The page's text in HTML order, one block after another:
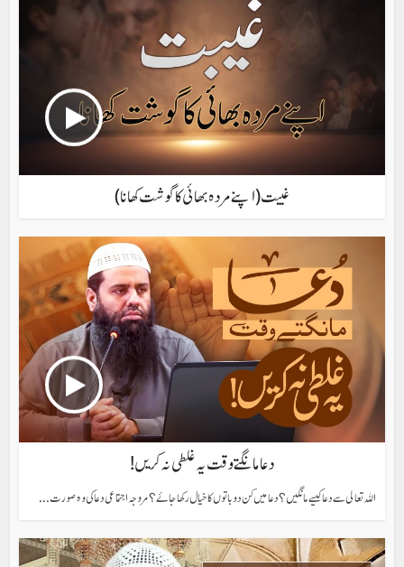
غیبت (اپنےمردہ بھائی کا گوشت کھانا)
دعا مانگتے وقت یہ غلطی نہ کریں!
اللہ تعالی سے دعا کیسے مانگیں؟ دعا میں کن دو باتوں کا خیال رکھا جائے؟ مروجہ اجتماعی دعا کی وہ صورت...